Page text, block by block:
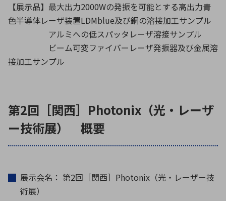
【展示品】最大出力2000Wの発振を可能とする高出力青
色半導体レーザ装置LDMblue及び銅の溶接加工サンプル
アルミへの低スパッタレーザ溶接サンプル
ビーム可変ファイバーレーザ発振器及び金属溶
接加工サンプル
第2回［関西］Photonix（光・レーザ
ー技術展） 概要
展示会名： 第2回［関西］Photonix（光・レーザー技
術展）